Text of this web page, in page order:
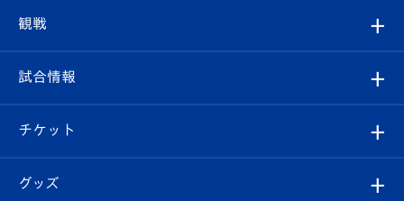
クラブ
試合情報
チケット
クラブ概要
エンブレム紹介
観戦
観戦ルール
はじめての観戦ガイド
試合情報
試合日程/結果
チケット
チケット
グッズ